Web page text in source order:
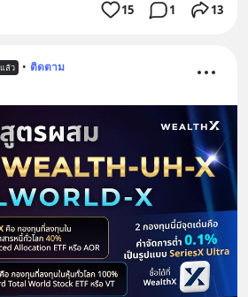
15 1 13
ล้ว • ติดตาม